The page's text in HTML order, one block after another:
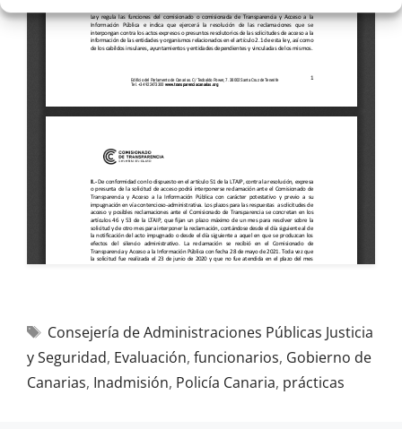
Consejería de Administraciones Públicas Justicia
y Seguridad, Evaluación, funcionarios, Gobierno de
Canarias, Inadmisión, Policía Canaria, prácticas